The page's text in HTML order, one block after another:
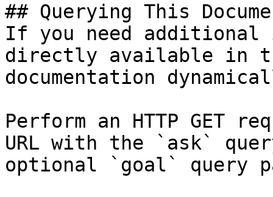
## Querying This
If you need
directly available in
documentation
Perform an HTTP GET
URL with the `ask`
optional `goal` query